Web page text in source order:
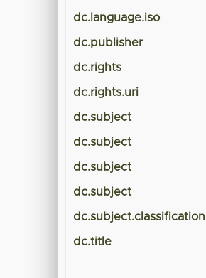
dc.language.iso
dc.publisher
dc.rights
dc.rights.uri
dc.subject
dc.subject
dc.subject
dc.subject
dc.subject.classification
dc.title